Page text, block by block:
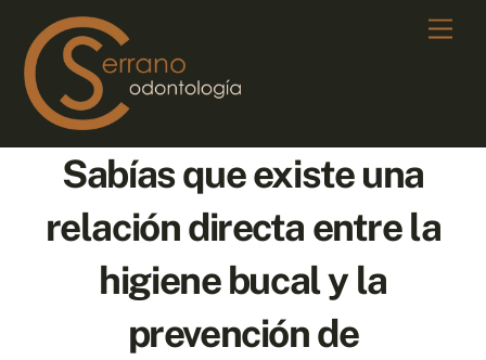
content
Sabías que existe una
relación directa entre la
higiene bucal y la
prevención de